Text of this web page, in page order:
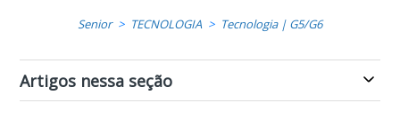
Senior TECNOLOGIA Tecnologia | G5/G6
Artigos nessa seção